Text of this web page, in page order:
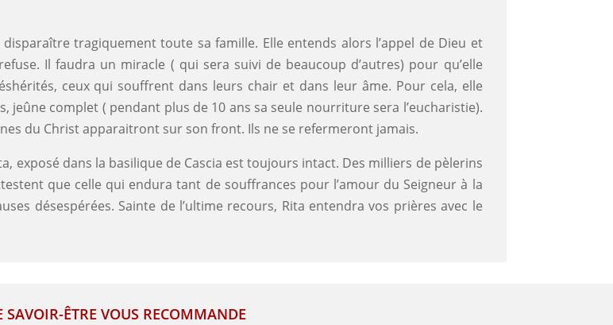
tragiquement toute sa famille. Elle entends alors l’appel de Dieu et
Il faudra un miracle ( qui sera suivi de beaucoup d’autres) pour qu’elle
ceux qui souffrent dans leurs chair et dans leur âme. Pour cela, elle
jeûne complet ( pendant plus de 10 ans sa seule nourriture sera l’eucharistie).
du Christ apparaitront sur son front. Ils ne se refermeront jamais.
exposé dans la basilique de Cascia est toujours intact. Des milliers de pèlerins
que celle qui endura tant de souffrances pour l’amour du Seigneur à la
désespérées. Sainte de l’ultime recours, Rita entendra vos prières avec le
ÊTRE VOUS RECOMMANDE